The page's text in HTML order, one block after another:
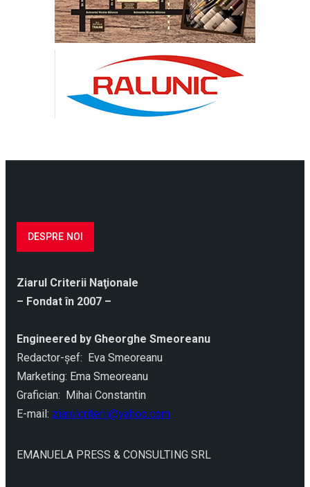
DESPRE NOI
Ziarul Criterii Naţionale
– Fondat în 2007 –
Engineered by Gheorghe Smeoreanu
Redactor-şef: Eva Smeoreanu
Marketing: Ema Smeoreanu
Grafician: Mihai Constantin
E-mail: ziarulcriterii@yahoo.com
EMANUELA PRESS & CONSULTING SRL